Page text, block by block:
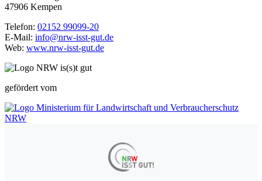
47906 Kempen
Telefon: 02152 99099-20
E-Mail: info@nrw-isst-gut.de
Web: www.nrw-isst-gut.de
gefördert vom